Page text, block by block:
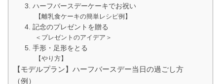
3. ハーフバースデーケーキでお祝い
【離乳食ケーキの簡単レシピ例】
4. 記念のプレゼントを贈る
＜プレゼントのアイデア＞
5. 手形・足形をとる
【やり方】
【モデルプラン】ハーフバースデー当日の過ごし方
（例）